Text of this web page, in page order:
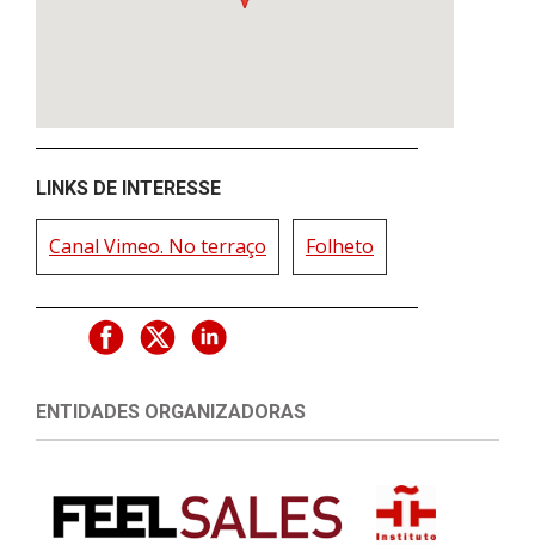
LINKS DE INTERESSE
Canal Vimeo. No terraço Folheto
ENTIDADES ORGANIZADORAS